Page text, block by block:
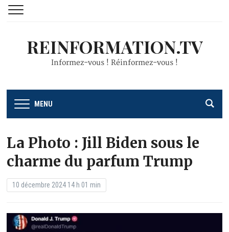
REINFORMATION.TV
Informez-vous ! Réinformez-vous !
MENU
La Photo : Jill Biden sous le
charme du parfum Trump
10 décembre 2024 14 h 01 min